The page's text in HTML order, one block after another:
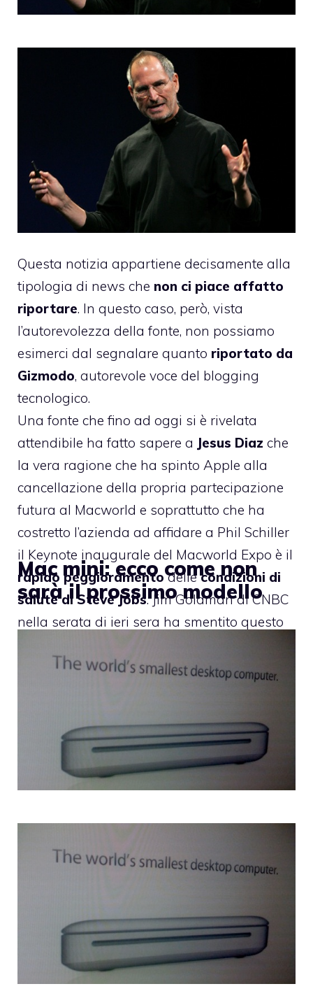
Questa notizia appartiene decisamente alla
tipologia di news che non ci piace affatto
riportare. In questo caso, però, vista
l’autorevolezza della fonte, non possiamo
esimerci dal segnalare quanto riportato da
Gizmodo, autorevole voce del blogging
tecnologico.
Una fonte che fino ad oggi si è rivelata
attendibile ha fatto sapere a Jesus Diaz che
la vera ragione che ha spinto Apple alla
cancellazione della propria partecipazione
futura al Macworld e soprattutto che ha
costretto l’azienda ad affidare a Phil Schiller
il Keynote inaugurale del Macworld Expo è il
rapido peggioramentodellecondizioni di
salute di Steve Jobs. Jim Goldman di CNBC
nella serata di ieri sera ha smentito questo
Mac mini: ecco come non
sarà il prossimo modello